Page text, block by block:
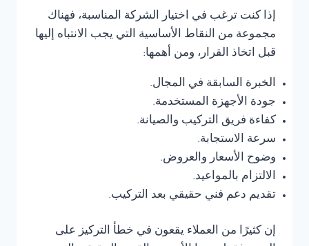
إذا كنت ترغب في اختيار الشركة المناسبة، فهناك
مجموعة من النقاط الأساسية التي يجب الانتباه إليها
قبل اتخاذ القرار، ومن أهمها:
الخبرة السابقة في المجال.
جودة الأجهزة المستخدمة.
كفاءة فريق التركيب والصيانة.
سرعة الاستجابة.
وضوح الأسعار والعروض.
الالتزام بالمواعيد.
تقديم دعم فني حقيقي بعد التركيب.
إن كثيرًا من العملاء يقعون في خطأ التركيز على